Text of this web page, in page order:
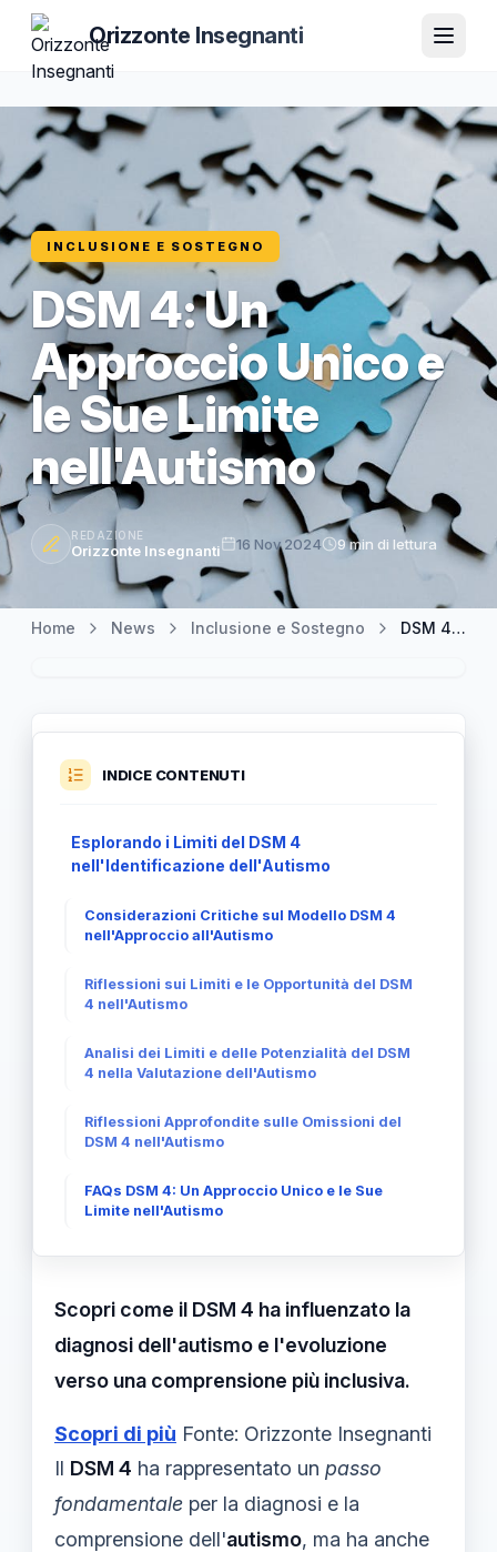
Orizzonte Insegnanti
INCLUSIONE E SOSTEGNO
DSM 4: Un
Approccio Unico e
le Sue Limite
nell'Autismo
REDAZIONE
Orizzonte Insegnanti 16 Nov 2024 9 min di lettura
Home News Inclusione e Sostegno DSM 4: Un Approccio Unico e le Sue Limite nell'Autismo
INDICE CONTENUTI
Esplorando i Limiti del DSM 4
nell'Identificazione dell'Autismo
Considerazioni Critiche sul Modello DSM 4
nell'Approccio all'Autismo
Riflessioni sui Limiti e le Opportunità del DSM
4 nell'Autismo
Analisi dei Limiti e delle Potenzialità del DSM
4 nella Valutazione dell'Autismo
Riflessioni Approfondite sulle Omissioni del
DSM 4 nell'Autismo
FAQs DSM 4: Un Approccio Unico e le Sue
Limite nell'Autismo
Scopri come il DSM 4 ha influenzato la
diagnosi dell'autismo e l'evoluzione
verso una comprensione più inclusiva.
Scopri di più Fonte: Orizzonte Insegnanti
Il DSM 4 ha rappresentato un passo
fondamentale per la diagnosi e la
comprensione dell'autismo, ma ha anche